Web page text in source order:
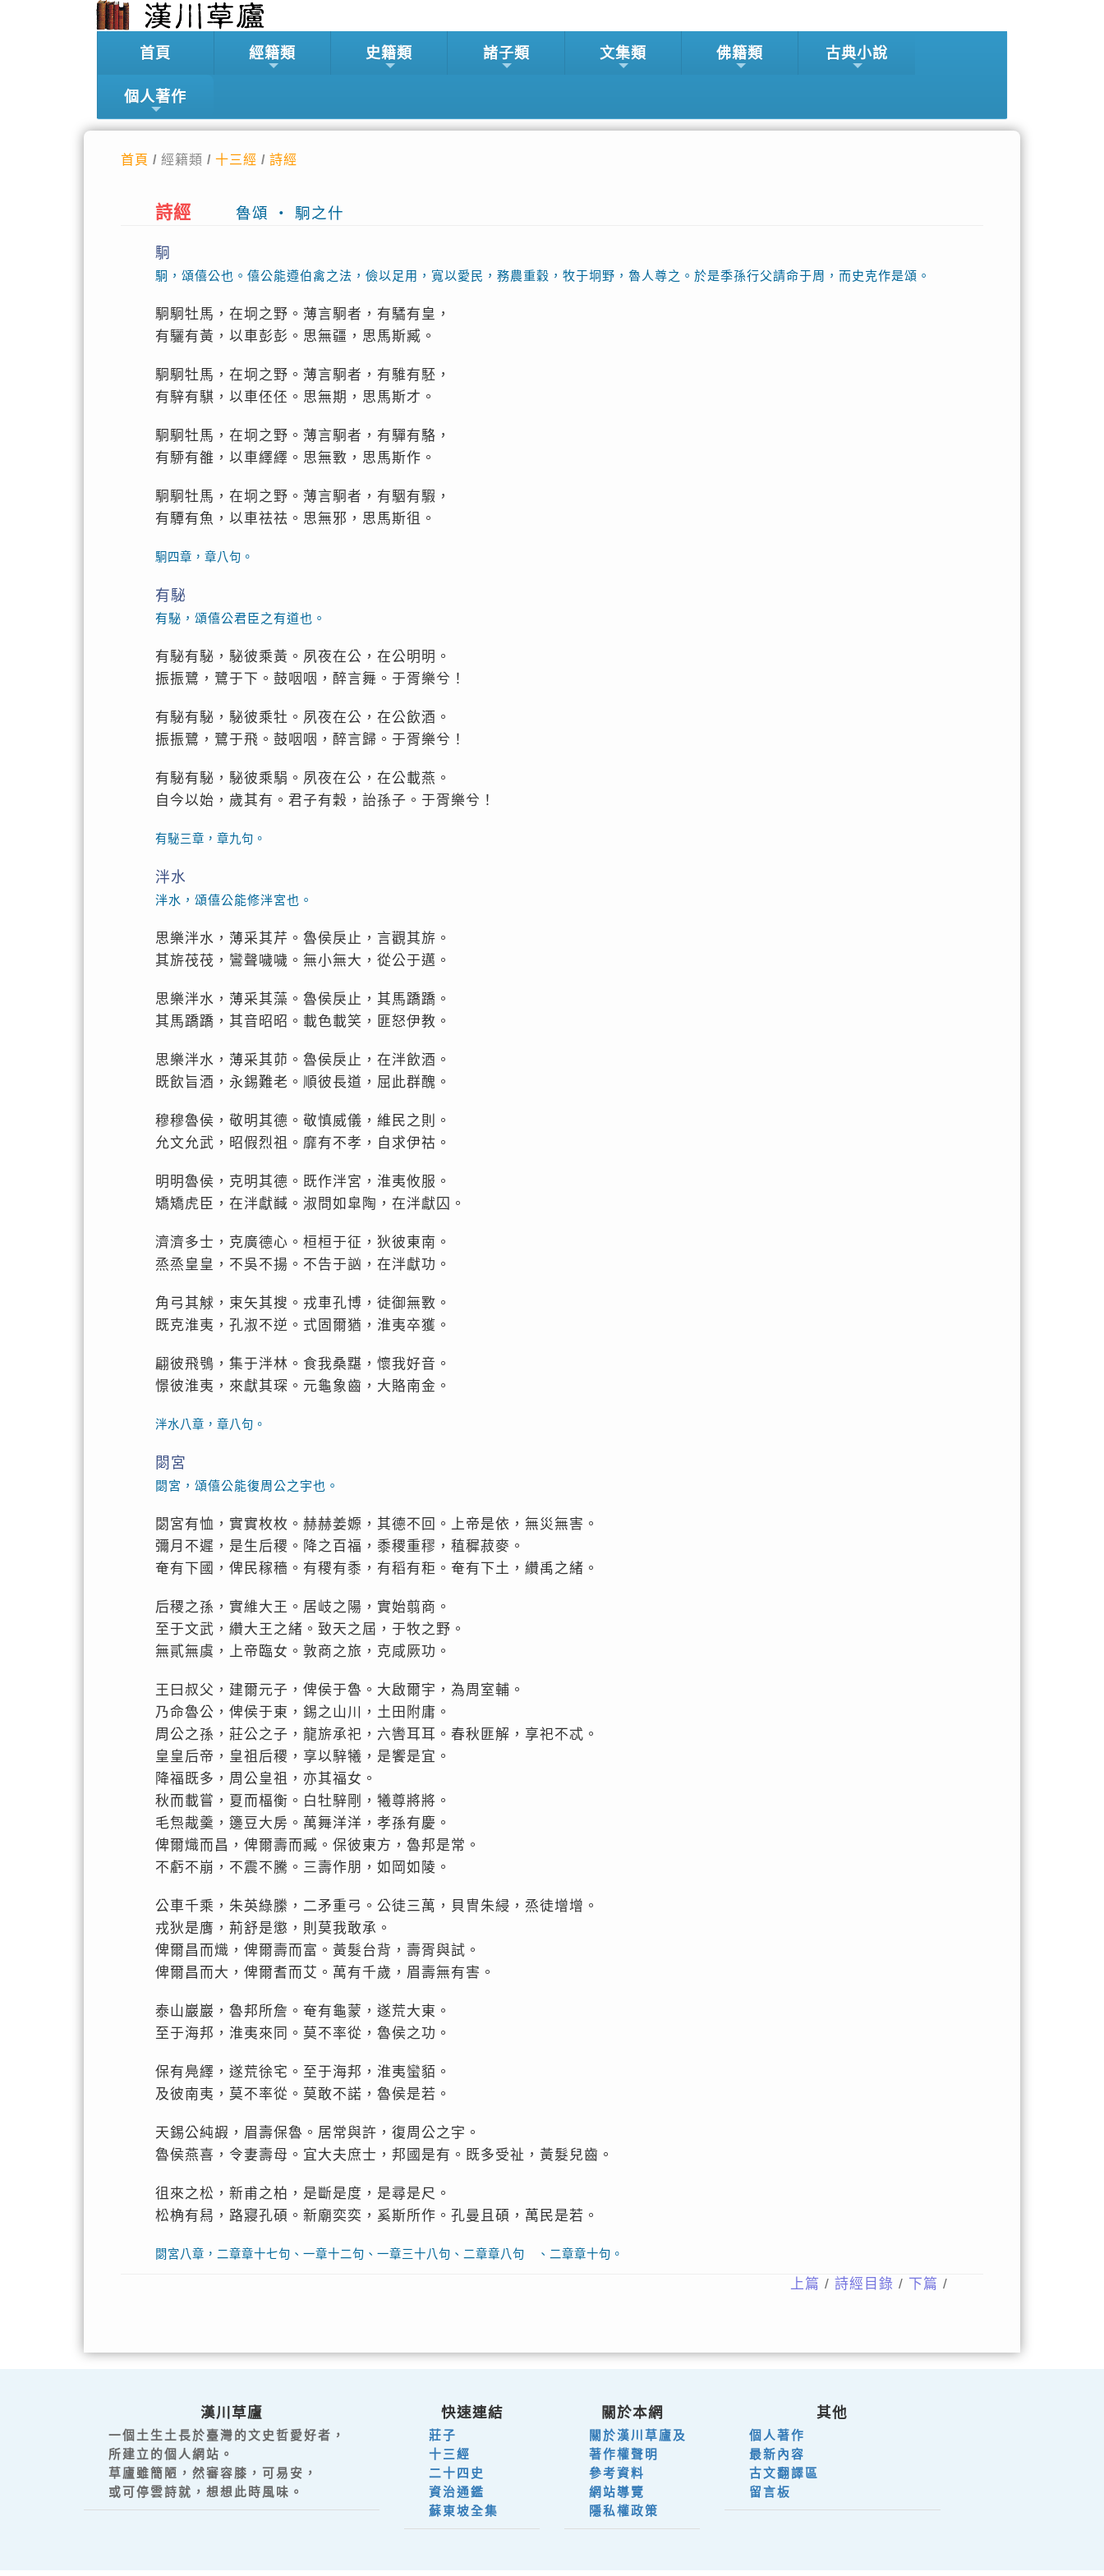
首頁 經籍類 史籍類 諸子類 文集類 佛籍類 古典小說
個人著作
首頁 / 經籍類 / 十三經 / 詩經
詩經 魯頌 ‧ 駉之什
駉
駉，頌僖公也。僖公能遵伯禽之法，儉以足用，寬以愛民，務農重穀，牧于坰野，魯人尊之。於是季孫行父請命于周，而史克作是頌。
駉駉牡馬，在坰之野。薄言駉者，有驈有皇，
有驪有黃，以車彭彭。思無疆，思馬斯臧。
駉駉牡馬，在坰之野。薄言駉者，有騅有駓，
有騂有騏，以車伾伾。思無期，思馬斯才。
駉駉牡馬，在坰之野。薄言駉者，有驒有駱，
有駵有雒，以車繹繹。思無斁，思馬斯作。
駉駉牡馬，在坰之野。薄言駉者，有駰有騢，
有驔有魚，以車祛祛。思無邪，思馬斯徂。
駉四章，章八句。
有駜
有駜，頌僖公君臣之有道也。
有駜有駜，駜彼乘黃。夙夜在公，在公明明。
振振鷺，鷺于下。鼓咽咽，醉言舞。于胥樂兮！
有駜有駜，駜彼乘牡。夙夜在公，在公飲酒。
振振鷺，鷺于飛。鼓咽咽，醉言歸。于胥樂兮！
有駜有駜，駜彼乘駽。夙夜在公，在公載燕。
自今以始，歲其有。君子有穀，詒孫子。于胥樂兮！
有駜三章，章九句。
泮水
泮水，頌僖公能修泮宮也。
思樂泮水，薄采其芹。魯侯戾止，言觀其旂。
其旂茷茷，鸞聲噦噦。無小無大，從公于邁。
思樂泮水，薄采其藻。魯侯戾止，其馬蹻蹻。
其馬蹻蹻，其音昭昭。載色載笑，匪怒伊教。
思樂泮水，薄采其茆。魯侯戾止，在泮飲酒。
既飲旨酒，永錫難老。順彼長道，屈此群醜。
穆穆魯侯，敬明其德。敬慎威儀，維民之則。
允文允武，昭假烈祖。靡有不孝，自求伊祜。
明明魯侯，克明其德。既作泮宮，淮夷攸服。
矯矯虎臣，在泮獻馘。淑問如皐陶，在泮獻囚。
濟濟多士，克廣德心。桓桓于征，狄彼東南。
烝烝皇皇，不吳不揚。不告于訩，在泮獻功。
角弓其觩，束矢其搜。戎車孔博，徒御無斁。
既克淮夷，孔淑不逆。式固爾猶，淮夷卒獲。
翩彼飛鴞，集于泮林。食我桑黮，懷我好音。
憬彼淮夷，來獻其琛。元龜象齒，大賂南金。
泮水八章，章八句。
閟宮
閟宮，頌僖公能復周公之宇也。
閟宮有恤，實實枚枚。赫赫姜嫄，其德不回。上帝是依，無災無害。
彌月不遲，是生后稷。降之百福，黍稷重穋，稙穉菽麥。
奄有下國，俾民稼穡。有稷有黍，有稻有秬。奄有下土，纘禹之緒。
后稷之孫，實維大王。居岐之陽，實始翦商。
至于文武，纘大王之緒。致天之屆，于牧之野。
無貳無虞，上帝臨女。敦商之旅，克咸厥功。
王曰叔父，建爾元子，俾侯于魯。大啟爾宇，為周室輔。
乃命魯公，俾侯于東，錫之山川，土田附庸。
周公之孫，莊公之子，龍旂承祀，六轡耳耳。春秋匪解，享祀不忒。
皇皇后帝，皇祖后稷，享以騂犧，是饗是宜。
降福既多，周公皇祖，亦其福女。
秋而載嘗，夏而楅衡。白牡騂剛，犧尊將將。
毛炰胾羹，籩豆大房。萬舞洋洋，孝孫有慶。
俾爾熾而昌，俾爾壽而臧。保彼東方，魯邦是常。
不虧不崩，不震不騰。三壽作朋，如岡如陵。
公車千乘，朱英綠縢，二矛重弓。公徒三萬，貝冑朱綅，烝徒增增。
戎狄是膺，荊舒是懲，則莫我敢承。
俾爾昌而熾，俾爾壽而富。黃髮台背，壽胥與試。
俾爾昌而大，俾爾耆而艾。萬有千歲，眉壽無有害。
泰山巖巖，魯邦所詹。奄有龜蒙，遂荒大東。
至于海邦，淮夷來同。莫不率從，魯侯之功。
保有鳧繹，遂荒徐宅。至于海邦，淮夷蠻貊。
及彼南夷，莫不率從。莫敢不諾，魯侯是若。
天錫公純嘏，眉壽保魯。居常與許，復周公之宇。
魯侯燕喜，令妻壽母。宜大夫庶士，邦國是有。既多受祉，黃髮兒齒。
徂來之松，新甫之柏，是斷是度，是尋是尺。
松桷有舄，路寢孔碩。新廟奕奕，奚斯所作。孔曼且碩，萬民是若。
閟宮八章，二章章十七句、一章十二句、一章三十八句、二章章八句 、二章章十句。
上篇 /詩經目錄 / 下篇 /
漢川草廬
一個土生土長於臺灣的文史哲愛好者，
所建立的個人網站。
草廬雖簡陋，然審容膝，可易安，
或可停雲詩就，想想此時風味。
快速連結
莊子
十三經
二十四史
資治通鑑
蘇東坡全集
關於本網
關於漢川草廬及
著作權聲明
參考資料
網站導覽
隱私權政策
其他
個人著作
最新內容
古文翻譯區
留言板